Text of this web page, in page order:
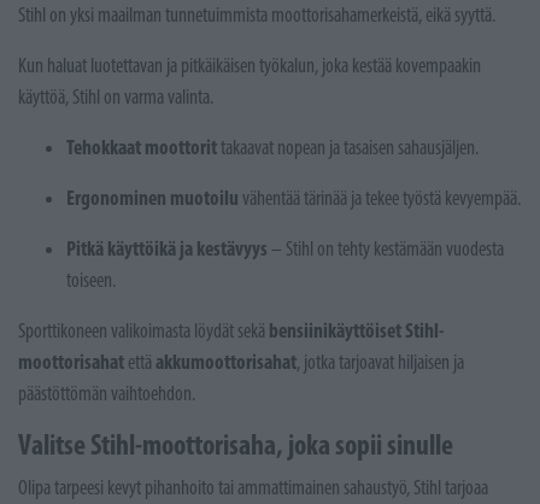
Stihl on yksi maailman tunnetuimmista moottorisahamerkeistä, eikä syyttä.
Kun haluat luotettavan ja pitkäikäisen työkalun, joka kestää kovempaakin
käyttöä, Stihl on varma valinta.
Tehokkaat moottorittakaavat nopean ja tasaisen sahausjäljen.
Ergonominen muotoilu vähentää tärinää ja tekee työstä kevyempää.
Pitkä käyttöikä ja kestävyys – Stihl on tehty kestämään vuodesta
toiseen.
Sporttikoneen valikoimasta löydät sekä bensiinikäyttöiset Stihl-
moottorisahat että akkumoottorisahat, jotka tarjoavat hiljaisen ja
päästöttömän vaihtoehdon.
Valitse Stihl-moottorisaha, joka sopii sinulle
Olipa tarpeesi kevyt pihanhoito tai ammattimainen sahaustyö, Stihl tarjoaa